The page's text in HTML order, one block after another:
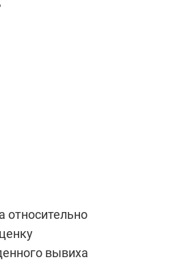
относительно
вывиха